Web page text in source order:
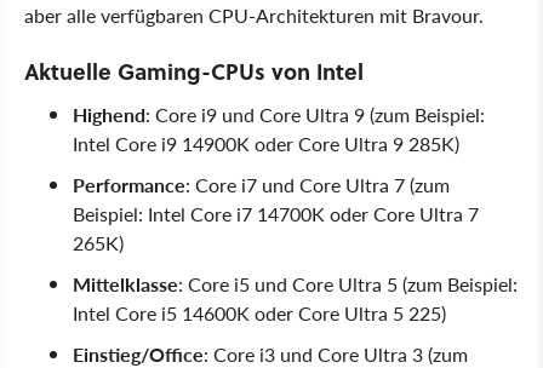
aber alle verfügbaren CPU-Architekturen mit Bravour.
Aktuelle Gaming-CPUs von Intel
Highend: Core i9 und Core Ultra 9 (zum Beispiel:
Intel Core i9 14900K oder Core Ultra 9 285K)
Performance: Core i7 und Core Ultra 7 (zum
Beispiel: Intel Core i7 14700K oder Core Ultra 7
265K)
Mittelklasse: Core i5 und Core Ultra 5 (zum Beispiel:
Intel Core i5 14600K oder Core Ultra 5 225)
Einstieg/Office: Core i3 und Core Ultra 3 (zum